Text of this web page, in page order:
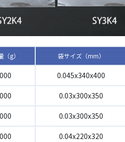
せ
（g） 袋サイズ（mm）
0.045x340x400
0.03x300x350
0.03x300x350
0.04x220x320